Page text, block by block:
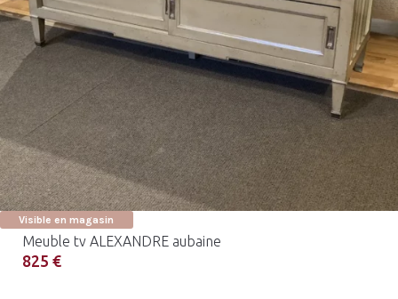
Visible en magasin
Meuble tv ALEXANDRE aubaine
825 €